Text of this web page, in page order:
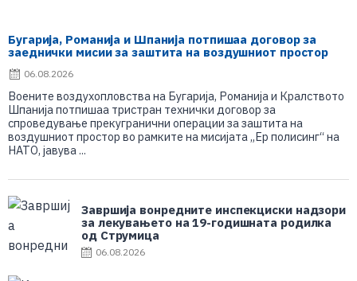
Бугарија, Романија и Шпанија потпишаа договор за
заеднички мисии за заштита на воздушниот простор
06.08.2026
Воените воздухопловства на Бугарија, Романија и Кралството
Шпанија потпишаа тристран технички договор за
спроведување прекугранични операции за заштита на
воздушниот простор во рамките на мисијата „Ер полисинг“ на
НАТО, јавува ...
Завршија вонредните инспекциски надзори
за лекувањето на 19-годишната родилка
од Струмица
06.08.2026